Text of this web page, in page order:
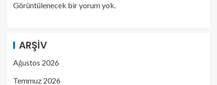
Görüntülenecek bir yorum yok.
ARŞIV
Ağustos 2026
Temmuz 2026